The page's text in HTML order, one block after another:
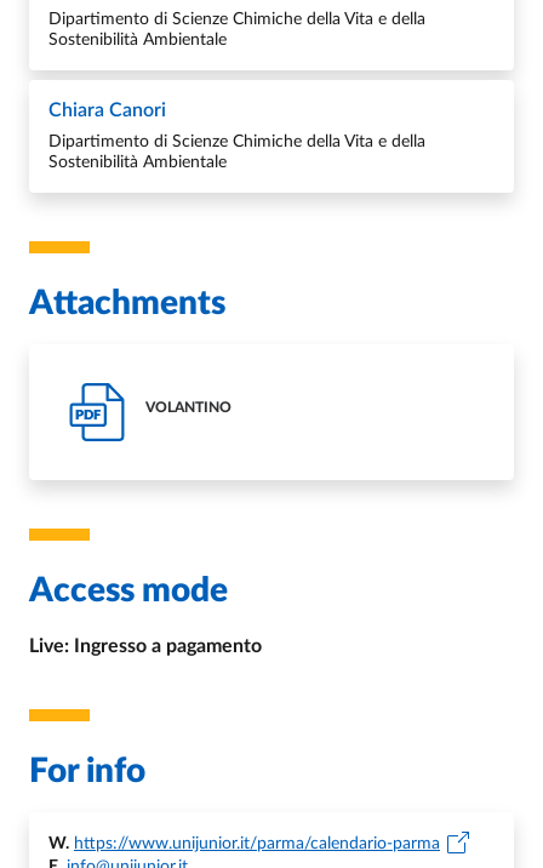
Dipartimento di Scienze Chimiche della Vita e della
Sostenibilità Ambientale
Chiara Canori
Dipartimento di Scienze Chimiche della Vita e della
Sostenibilità Ambientale
Attachments
PDF
VOLANTINO
Access mode
Live: Ingresso a pagamento
For info
W. https://www.unijunior.it/parma/calendario-parma